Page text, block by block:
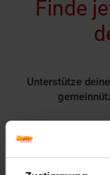
Finde
Unterstütze
Spende für einen